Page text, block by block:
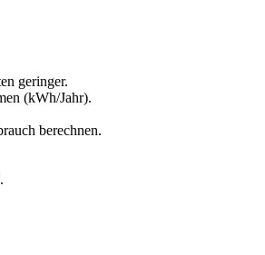
geringer.
(kWh/Jahr).
berechnen.